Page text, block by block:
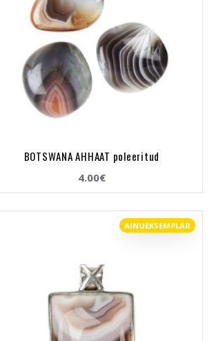
BOTSWANA AHHAAT poleeritud
4.00€
AINUEKSEMPLAR